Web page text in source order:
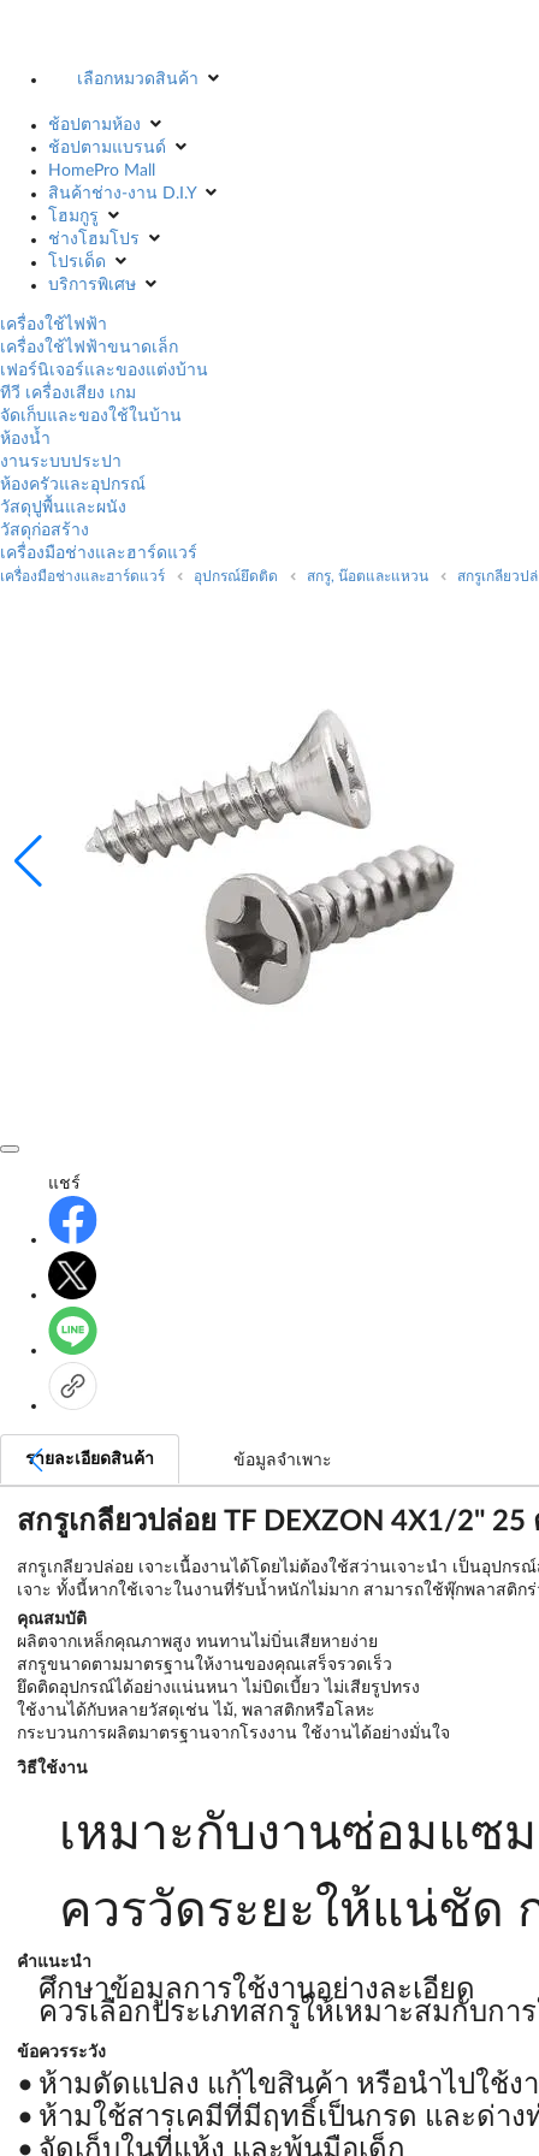
เลือกหมวดสินค้า
ช้อปตามห้อง
ช้อปตามแบรนด์
HomePro Mall
สินค้าช่าง-งาน D.I.Y
โฮมกูรู
ช่างโฮมโปร
โปรเด็ด
บริการพิเศษ
เครื่องใช้ไฟฟ้า
เครื่องใช้ไฟฟ้าขนาดเล็ก
เฟอร์นิเจอร์และของแต่งบ้าน
ทีวี เครื่องเสียง เกม
จัดเก็บและของใช้ในบ้าน
ห้องน้ำ
งานระบบประปา
ห้องครัวและอุปกรณ์
วัสดุปูพื้นและผนัง
วัสดุก่อสร้าง
เครื่องมือช่างและฮาร์ดแวร์
เครื่องมือช่างและฮาร์ดแวร์ อุปกรณ์ยึดติด สกรู, น๊อตและแหวน สกรูเกลียวป
แชร์
รายละเอียดสินค้า ข้อมูลจำเพาะ
สกรูเกลียวปล่อย TF DEXZON 4X1/2" 25
สกรูเกลียวปล่อย เจาะเนื้องานได้โดยไม่ต้องใช้สว่านเจาะนำ เป็นอุป
เจาะ ทั้งนี้หากใช้เจาะในงานที่รับน้ำหนักไม่มาก สามารถใช้พุ๊กพลาสติ
คุณสมบัติ
ผลิตจากเหล็กคุณภาพสูง ทนทานไม่บิ่นเสียหายง่าย
สกรูขนาดตามมาตรฐานให้งานของคุณเสร็จรวดเร็ว
ยึดติดอุปกรณ์ได้อย่างแน่นหนา ไม่บิดเบี้ยว ไม่เสียรูปทรง
ใช้งานได้กับหลายวัสดุเช่น ไม้, พลาสติกหรือโลหะ
กระบวนการผลิตมาตรฐานจากโรงงาน ใช้งานได้อย่างมั่นใจ
วิธีใช้งาน
เหมาะกับงานซ่อมแซ
ควรวัดระยะให้แน่ชัด
คำแนะนำ
ศึกษาข้อมูลการใช้งานอย่างละเอียด
ควรเลือกประเภทสกรูให้เหมาะสมกับกา
ข้อควรระวัง
ห้ามดัดแปลง แก้ไขสินค้า หรือนำไปใช้ง
ห้ามใช้สารเคมีที่มีฤทธิ์เป็นกรด และด่าง